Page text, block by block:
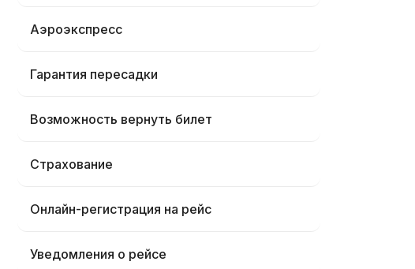
Аэроэкспресс
Гарантия пересадки
Возможность вернуть билет
Страхование
Онлайн-регистрация на рейс
Уведомления о рейсе